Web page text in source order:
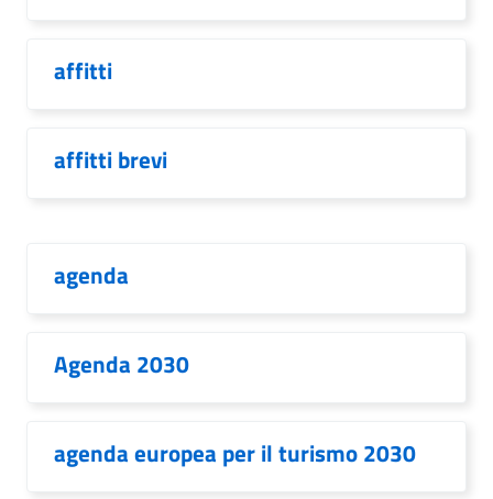
affitti
affitti brevi
agenda
Agenda 2030
agenda europea per il turismo 2030